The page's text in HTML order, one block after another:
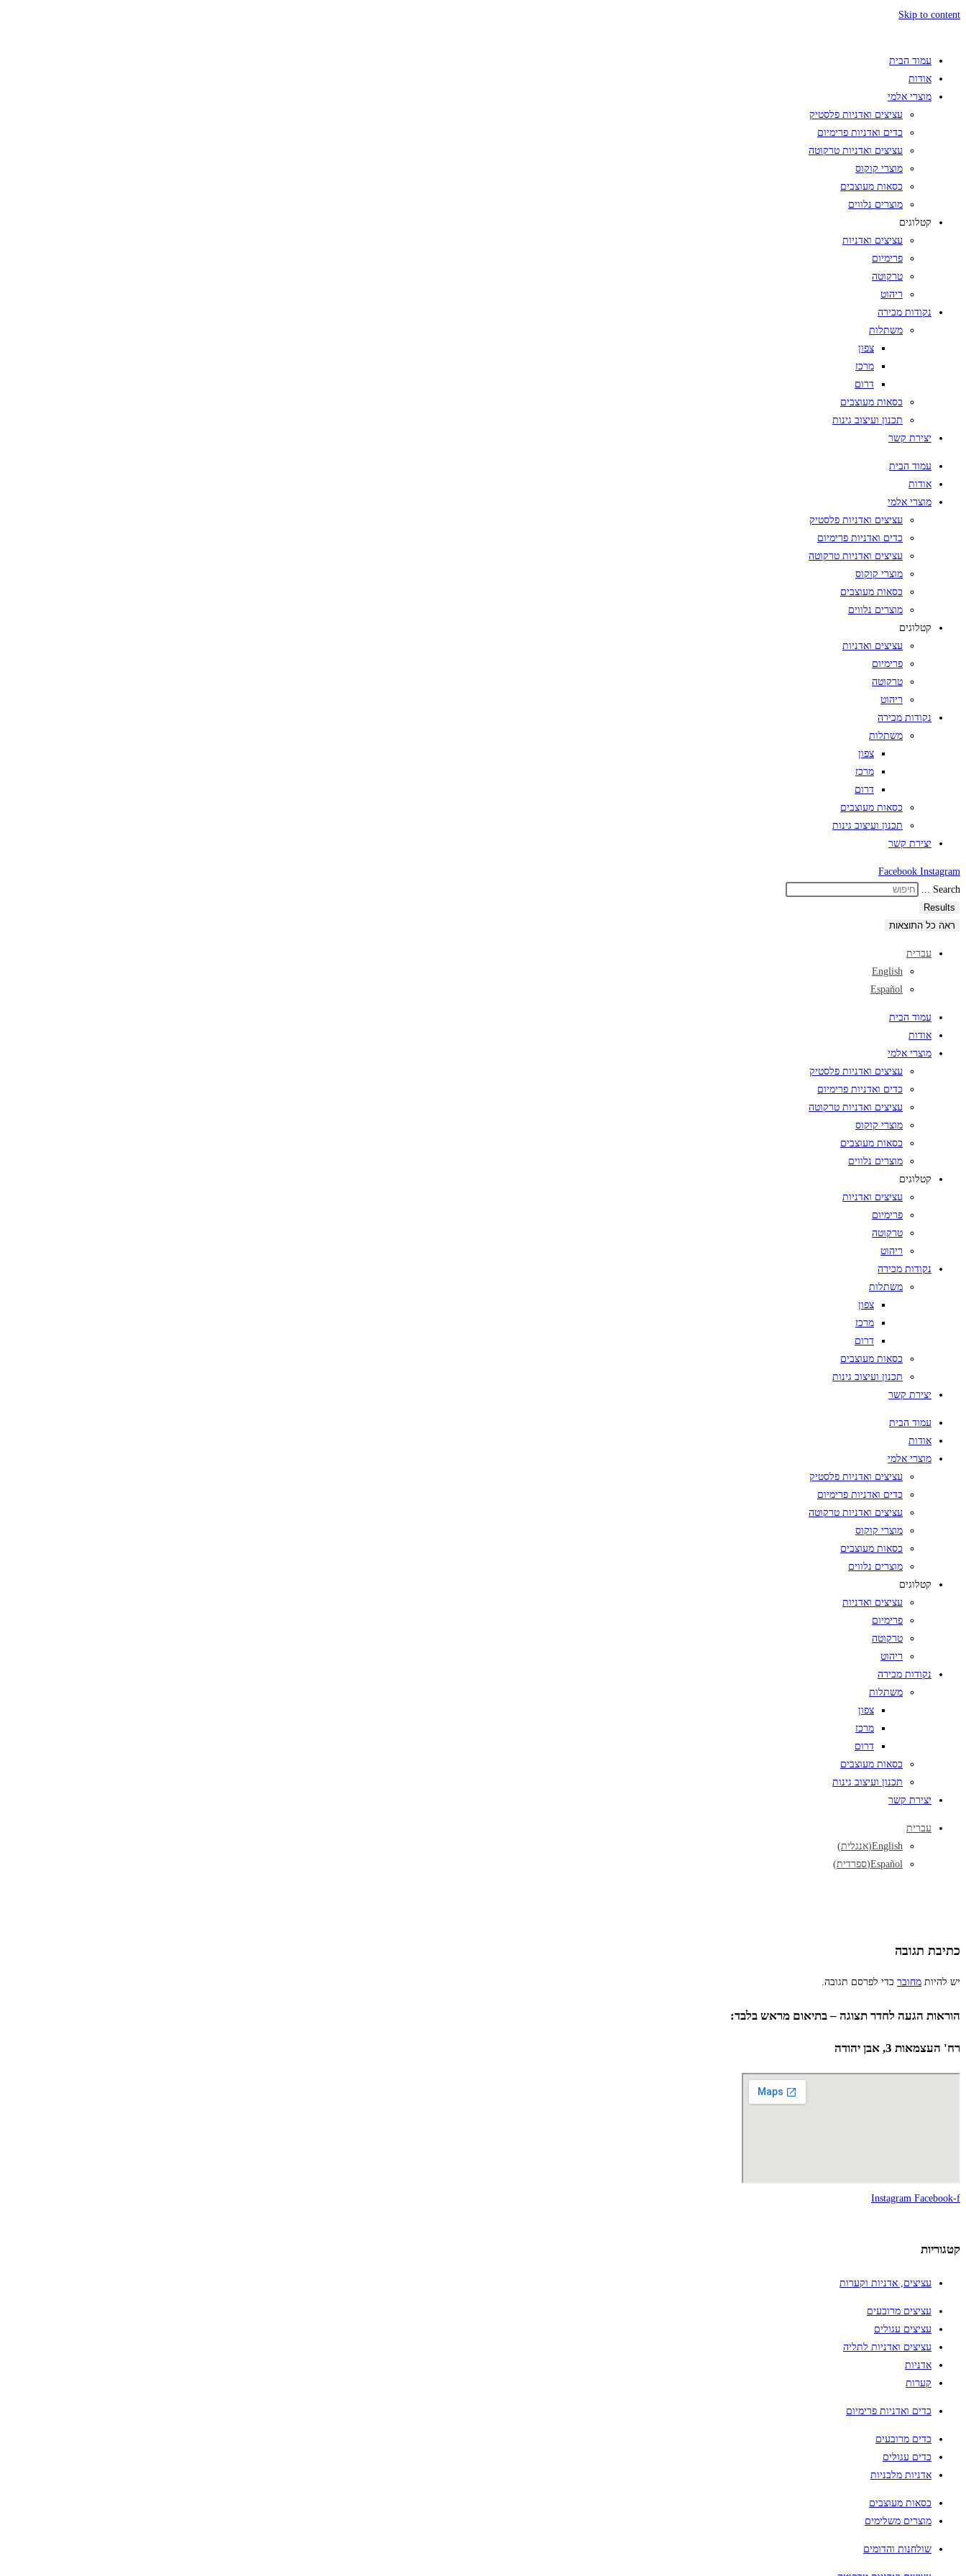
Skip to content
עמוד הבית
אודות
מוצרי אלמי
עציצים ואדניות פלסטיק
כדים ואדניות פרימיום
עציצים ואדניות טרקוטה
מוצרי קוקוס
כסאות מעוצבים
מוצרים נלווים
קטלוגים
עציצים ואדניות
פרימיום
טרקוטה
ריהוט
נקודות מכירה
משתלות
צפון
מרכז
דרום
כסאות מעוצבים
תכנון ועיצוב גינות
יצירת קשר
עמוד הבית
אודות
מוצרי אלמי
עציצים ואדניות פלסטיק
כדים ואדניות פרימיום
עציצים ואדניות טרקוטה
מוצרי קוקוס
כסאות מעוצבים
מוצרים נלווים
קטלוגים
עציצים ואדניות
פרימיום
טרקוטה
ריהוט
נקודות מכירה
משתלות
צפון
מרכז
דרום
כסאות מעוצבים
תכנון ועיצוב גינות
יצירת קשר
Facebook Instagram
Search ...
Results
ראה כל התוצאות
עברית
English
Español
עמוד הבית
אודות
מוצרי אלמי
עציצים ואדניות פלסטיק
כדים ואדניות פרימיום
עציצים ואדניות טרקוטה
מוצרי קוקוס
כסאות מעוצבים
מוצרים נלווים
קטלוגים
עציצים ואדניות
פרימיום
טרקוטה
ריהוט
נקודות מכירה
משתלות
צפון
מרכז
דרום
כסאות מעוצבים
תכנון ועיצוב גינות
יצירת קשר
עמוד הבית
אודות
מוצרי אלמי
עציצים ואדניות פלסטיק
כדים ואדניות פרימיום
עציצים ואדניות טרקוטה
מוצרי קוקוס
כסאות מעוצבים
מוצרים נלווים
קטלוגים
עציצים ואדניות
פרימיום
טרקוטה
ריהוט
נקודות מכירה
משתלות
צפון
מרכז
דרום
כסאות מעוצבים
תכנון ועיצוב גינות
יצירת קשר
עברית
English
(אנגלית)
Español
(ספרדית)
כתיבת תגובה
יש להיות מחובר כדי לפרסם תגובה.
הוראות הגעה לחדר תצוגה – בתיאום מראש בלבד:
רח' העצמאות 3, אבן יהודה
Instagram Facebook-f
קטגוריות
עציצים, אדניות וקערות
עציצים מרובעים
עציצים עגולים
עציצים ואדניות לתליה
אדניות
קערות
כדים ואדניות פרימיום
כדים מרובעים
כדים עגולים
אדניות מלבניות
כסאות מעוצבים
מוצרים משלימים
שולחנות והדומים